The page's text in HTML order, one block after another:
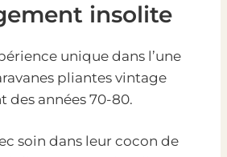
insolite
unique dans l’une
pliantes vintage
des années 70-80.
soin dans leur cocon de